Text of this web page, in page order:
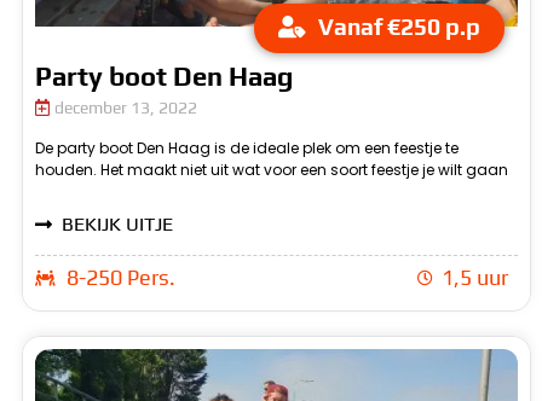
Vanaf €250 p.p
Party boot Den Haag
december 13, 2022
De party boot Den Haag is de ideale plek om een feestje te
houden. Het maakt niet uit wat voor een soort feestje je wilt gaan
vieren. Of het nu een slagingsfeestje is of een verjaardag, het is
BEKIJK UITJE
8-250 Pers. 1,5 uur